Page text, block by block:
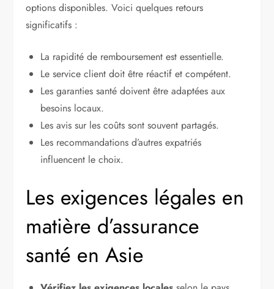
options disponibles. Voici quelques retours
significatifs :
La rapidité de remboursement est essentielle.
Le service client doit être réactif et compétent.
Les garanties santé doivent être adaptées aux
besoins locaux.
Les avis sur les coûts sont souvent partagés.
Les recommandations d’autres expatriés
influencent le choix.
Les exigences légales en
matière d’assurance
santé en Asie